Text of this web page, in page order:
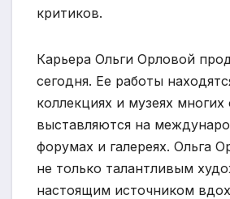
критиков.
Карьера Ольги Орловой
сегодня. Ее работы
коллекциях и музеях
выставляются на
форумах и галереях. Ольга
не только талантливым
настоящим источником